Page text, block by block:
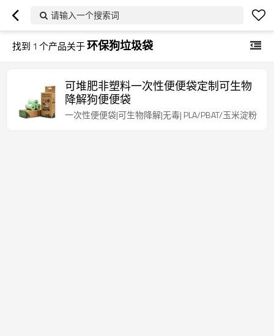
请输入一个搜索词
找到 1 个产品关于环保狗垃圾袋
可堆肥非塑料一次性便便袋定制可生物
降解狗便便袋
一次性便便袋|可生物降解|无毒| PLA/PBAT/玉米淀粉